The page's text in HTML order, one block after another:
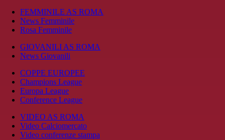
FEMMINILE AS ROMA
News Femminile
Rosa Femminile
GIOVANILI AS ROMA
News Giovanili
COPPE EUROPEE
Champions League
Europa League
Conference League
VIDEO AS ROMA
Video Calciomercato
Video conferenze stampa